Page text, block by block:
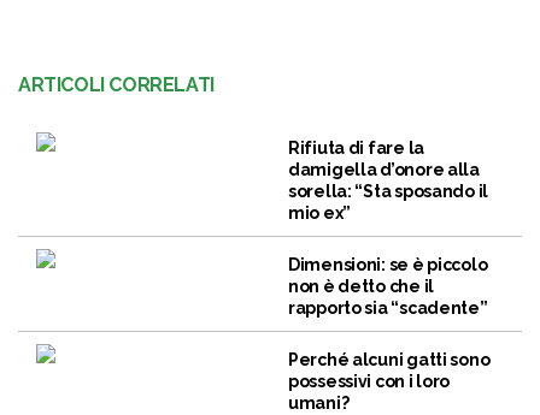
ARTICOLI CORRELATI
Rifiuta di fare la
damigella d’onore alla
sorella: “Sta sposando il
mio ex”
Dimensioni: se è piccolo
non è detto che il
rapporto sia “scadente”
Perché alcuni gatti sono
possessivi con i loro
umani?